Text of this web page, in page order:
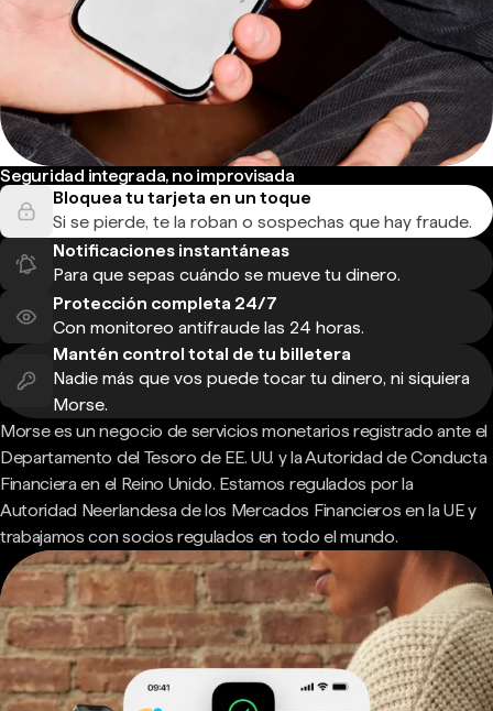
Seguridad integrada, no improvisada
Bloquea tu tarjeta en un toque
Si se pierde, te la roban o sospechas que hay fraude.
Notificaciones instantáneas
Para que sepas cuándo se mueve tu dinero.
Protección completa 24/7
Con monitoreo antifraude las 24 horas.
Mantén control total de tu billetera
Nadie más que vos puede tocar tu dinero, ni siquiera
Morse.
Morse es un negocio de servicios monetarios registrado ante el
Departamento del Tesoro de EE. UU. y la Autoridad de Conducta
Financiera en el Reino Unido. Estamos regulados por la
Autoridad Neerlandesa de los Mercados Financieros en la UE y
trabajamos con socios regulados en todo el mundo.